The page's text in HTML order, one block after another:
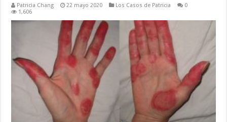
Patricia Chang 22 mayo 2020 Los Casos de Patricia
0
1,606